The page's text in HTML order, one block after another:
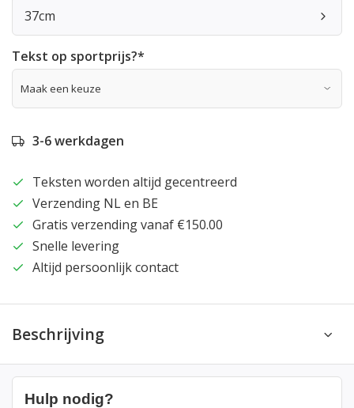
37cm
Tekst op sportprijs?*
3-6 werkdagen
Teksten worden altijd gecentreerd
Verzending NL en BE
Gratis verzending vanaf €150.00
Snelle levering
Altijd persoonlijk contact
Beschrijving
Hulp nodig?